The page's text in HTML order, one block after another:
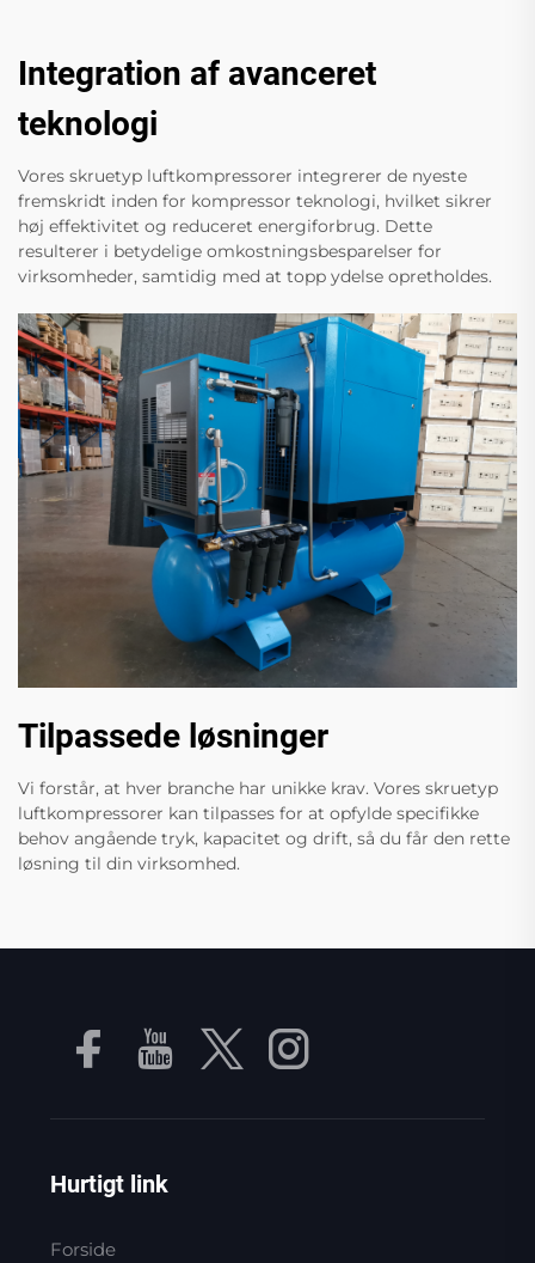
Integration af avanceret
teknologi
Vores skruetyp luftkompressorer integrerer de nyeste
fremskridt inden for kompressor teknologi, hvilket sikrer
høj effektivitet og reduceret energiforbrug. Dette
resulterer i betydelige omkostningsbesparelser for
virksomheder, samtidig med at topp ydelse opretholdes.
Tilpassede løsninger
Vi forstår, at hver branche har unikke krav. Vores skruetyp
luftkompressorer kan tilpasses for at opfylde specifikke
behov angående tryk, kapacitet og drift, så du får den rette
løsning til din virksomhed.
Hurtigt link
Forside